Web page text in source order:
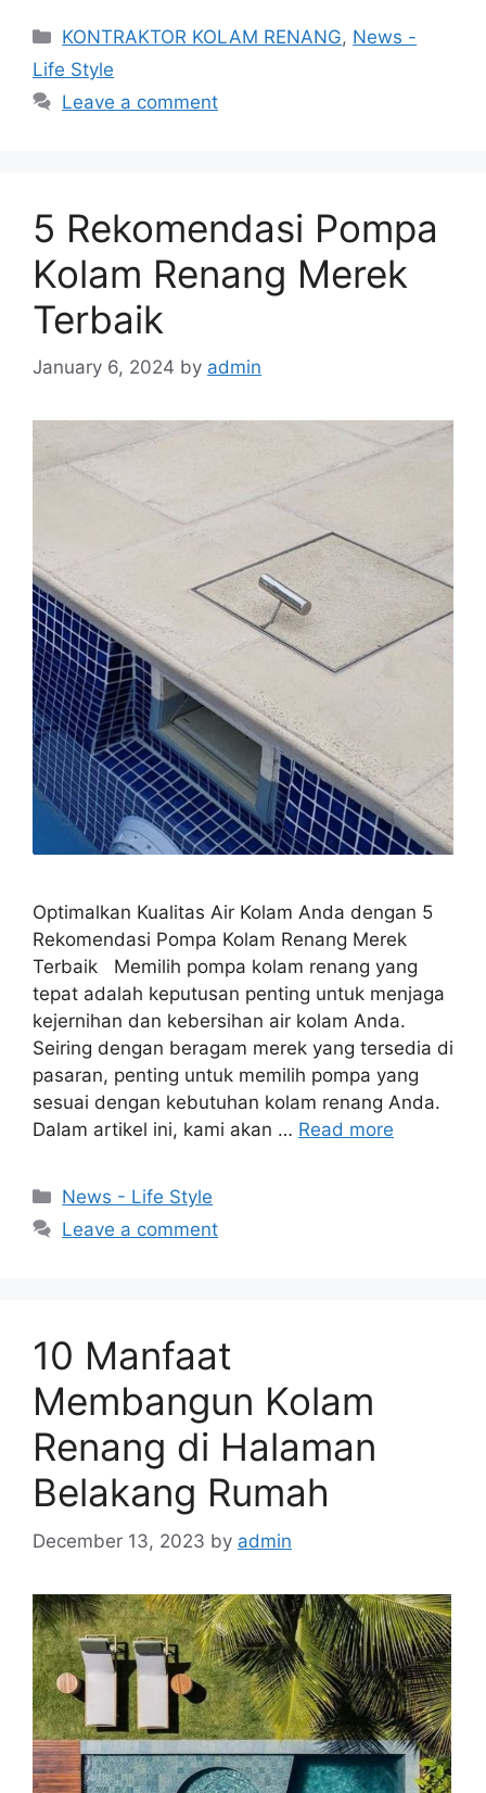
Categories
KONTRAKTOR KOLAM RENANG, News -
Life Style
Leave a comment
5 Rekomendasi Pompa
Kolam Renang Merek
Terbaik
January 6, 2024 by admin
Optimalkan Kualitas Air Kolam Anda dengan 5
Rekomendasi Pompa Kolam Renang Merek
Terbaik Memilih pompa kolam renang yang
tepat adalah keputusan penting untuk menjaga
kejernihan dan kebersihan air kolam Anda.
Seiring dengan beragam merek yang tersedia di
pasaran, penting untuk memilih pompa yang
sesuai dengan kebutuhan kolam renang Anda.
Dalam artikel ini, kami akan … Read more
Categories
News - Life Style
Leave a comment
10 Manfaat
Membangun Kolam
Renang di Halaman
Belakang Rumah
December 13, 2023 by admin